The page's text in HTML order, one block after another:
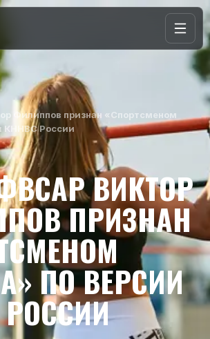
Филиппов признан «Спортсменом
КННВС России
ВИКТОР
ПРИЗНАН
ПО ВЕРСИИ